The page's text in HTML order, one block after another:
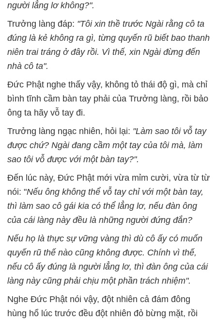
người lẳng lơ không?".
Trưởng làng đáp: "Tôi xin thề trước Ngài rằng cô ta
đúng là kẻ không ra gì, từng quyến rũ biết bao thanh
niên trai tráng ở đây rồi. Vì thế, xin Ngài đừng đến
nhà cô ta".
Đức Phật nghe thấy vậy, không tỏ thái độ gì, mà chỉ
bình tĩnh cầm bàn tay phải của Trưởng làng, rồi bảo
ông ta hãy vỗ tay đi.
Trưởng làng ngạc nhiên, hỏi lại: "Làm sao tôi vỗ tay
được chứ? Ngài đang cầm một tay của tôi mà, làm
sao tôi vỗ được với một bàn tay?".
Đến lúc này, Đức Phật mới vừa mỉm cười, vừa từ từ
nói: "Nếu ông không thể vỗ tay chỉ với một bàn tay,
thì làm sao cô gái kia có thể lẳng lơ, nếu đàn ông
của cái làng này đều là những người đứng đắn?
Nếu họ là thực sự vững vàng thì dù cô ấy có muốn
quyến rũ thế nào cũng không được. Chính vì thế,
nếu cô ấy đúng là người lẳng lơ, thì đàn ông của cái
làng này cũng phải chịu một phần trách nhiệm".
Nghe Đức Phật nói vậy, đột nhiên cả đám đông
hùng hổ lúc trước đều đột nhiên đỏ bừng mặt, rồi